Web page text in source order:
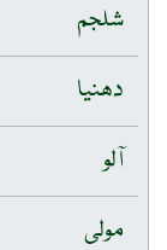
شلجم
دھنیا
آلو
مولی